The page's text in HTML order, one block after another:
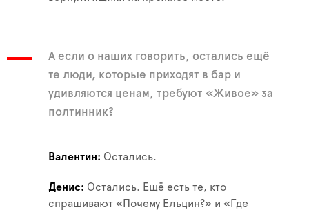
А если о наших говорить, остались ещё
те люди, которые приходят в бар и
удивляются ценам, требуют «Живое» за
полтинник?
Валентин Остались.
Денис
Остались. Ещё есть те, кто
спрашивают «Почему Ельцин?» и «Где